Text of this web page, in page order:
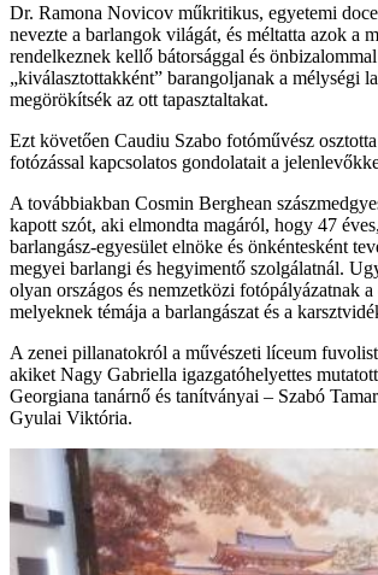
Dr. Ramona Novicov műkritikus, egyetemi
nevezte a barlangok világát, és méltatta azok a
rendelkeznek kellő bátorsággal és
„kiválasztottakként” barangoljanak a mélységi
megörökítsék az ott tapasztaltakat.
Ezt követően Caudiu Szabo fotóművész
fotózással kapcsolatos gondolatait a
A továbbiakban Cosmin Berghean
kapott szót, aki elmondta magáról, hogy 47
barlangász-egyesület elnöke és önkéntesként
megyei barlangi és hegyimentő szolgálatnál.
olyan országos és nemzetközi fotópályázatnak
melyeknek témája a barlangászat és a
A zenei pillanatokról a művészeti líceum
akiket Nagy Gabriella igazgatóhelyettes
Georgiana tanárnő és tanítványai – Szabó
Gyulai Viktória.